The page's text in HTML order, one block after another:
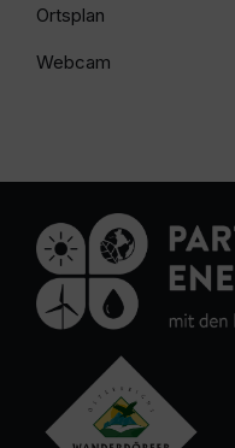
Ortsplan
Webcam